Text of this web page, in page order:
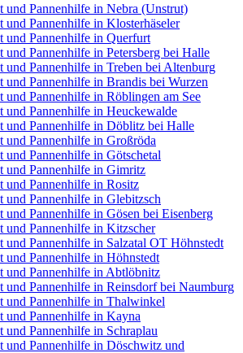
und Pannenhilfe in Nebra (Unstrut)
und Pannenhilfe in Klosterhäseler
und Pannenhilfe in Querfurt
und Pannenhilfe in Petersberg bei Halle
und Pannenhilfe in Treben bei Altenburg
und Pannenhilfe in Brandis bei Wurzen
und Pannenhilfe in Röblingen am See
und Pannenhilfe in Heuckewalde
und Pannenhilfe in Döblitz bei Halle
und Pannenhilfe in Großröda
und Pannenhilfe in Götschetal
und Pannenhilfe in Gimritz
und Pannenhilfe in Rositz
und Pannenhilfe in Glebitzsch
und Pannenhilfe in Gösen bei Eisenberg
und Pannenhilfe in Kitzscher
und Pannenhilfe in Salzatal OT Höhnstedt
und Pannenhilfe in Höhnstedt
und Pannenhilfe in Abtlöbnitz
und Pannenhilfe in Reinsdorf bei Naumburg
und Pannenhilfe in Thalwinkel
und Pannenhilfe in Kayna
und Pannenhilfe in Schraplau
und Pannenhilfe in Döschwitz und